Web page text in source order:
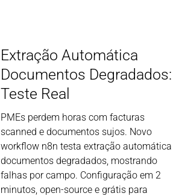
Extração Automática
Documentos Degradados:
Teste Real
PMEs perdem horas com facturas
scanned e documentos sujos. Novo
workflow n8n testa extração automática
documentos degradados, mostrando
falhas por campo. Configuração em 2
minutos, open-source e grátis para